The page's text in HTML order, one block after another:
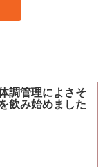
調管理によさそ
飲み始めました